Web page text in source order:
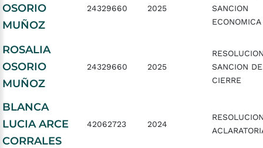
OSORIO
MUÑOZ
24329660 2025
SANCION
ECONOMICA
ROSALIA
OSORIO
MUÑOZ
24329660 2025
SANCION DE
CIERRE
BLANCA
LUCIA ARCE
CORRALES
42062723 2024